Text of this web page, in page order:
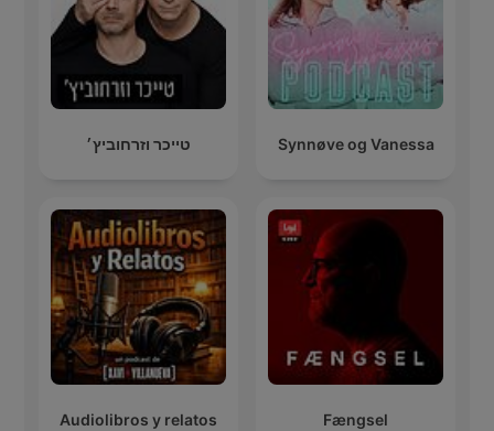
טייכר וזרחוביץ׳ Synnøve og Vanessa
Audiolibros y relatos Fængsel